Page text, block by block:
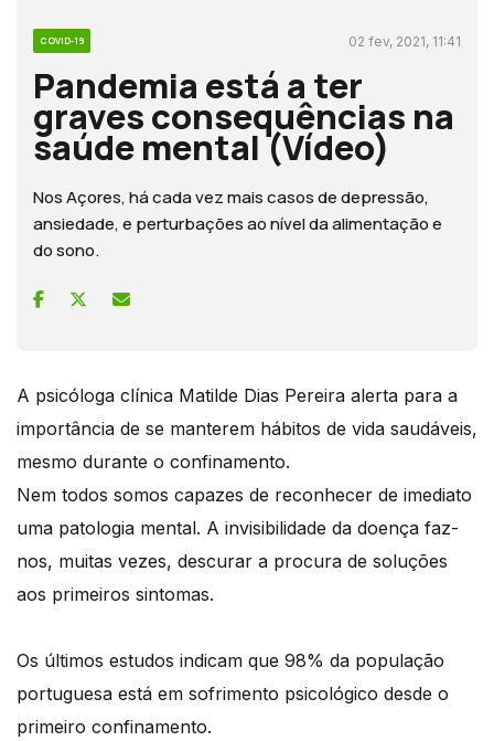
COVID-19 02 fev, 2021, 11:41
Pandemia está a ter
graves consequências na
saúde mental (Vídeo)
Nos Açores, há cada vez mais casos de depressão,
ansiedade, e perturbações ao nível da alimentação e
do sono.
A psicóloga clínica Matilde Dias Pereira alerta para a
importância de se manterem hábitos de vida saudáveis,
mesmo durante o confinamento.
Nem todos somos capazes de reconhecer de imediato
uma patologia mental. A invisibilidade da doença faz-
nos, muitas vezes, descurar a procura de soluções
aos primeiros sintomas.
Os últimos estudos indicam que 98% da população
portuguesa está em sofrimento psicológico desde o
primeiro confinamento.